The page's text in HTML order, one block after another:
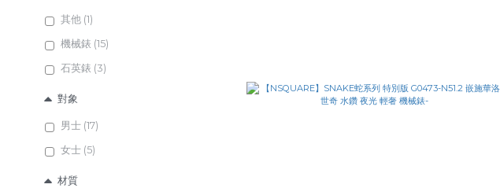
其他 (1)
機械錶 (15)
石英錶 (3)
對象
男士 (17)
女士 (5)
材質